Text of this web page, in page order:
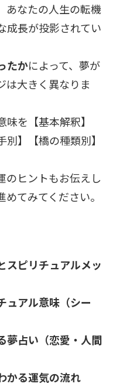
あなたの人生の転機
成長が投影されてい
たかによって、夢が
は大きく異なりま
を【基本解釈】
別】【橋の種類別】
のヒントもお伝えし
てみてください。
スピリチュアルメッ
ュアル意味（シー
夢占い（恋愛・人間
かる運気の流れ